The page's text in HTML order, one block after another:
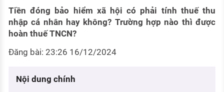
CÔNG TY
Danh sách nhà tuyển dụng
Nhà tuyển dụng hàng đầu
Mẫu CV đơn giản
Mẫu CV hiện đại
Bảo hiểm và phúc lợi
Chính sách lao động
Tiền đóng bảo hiểm xã hội có phải tính thuế thu
nhập cá nhân hay không? Trường hợp nào thì được
hoàn thuế TNCN?
Đăng bài: 23:26 16/12/2024
Nội dung chính